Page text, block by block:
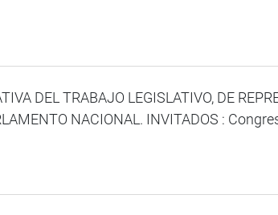
DEL TRABAJO LEGISLATIVO, DE
NACIONAL. INVITADOS :